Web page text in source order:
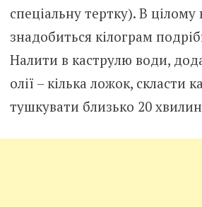
спеціальну тертку). В цілому
знадобиться кілограм
Налити в каструлю води,
олії – кілька ложок, скласти
тушкувати близько 20